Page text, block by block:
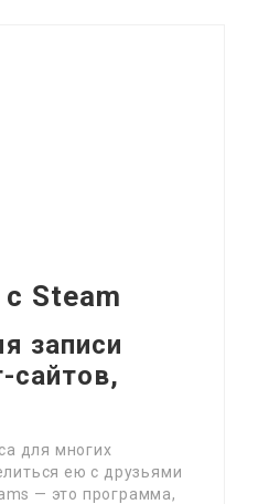
Steam
записи
сайтов,
для многих
ею с друзьями
— это программа,